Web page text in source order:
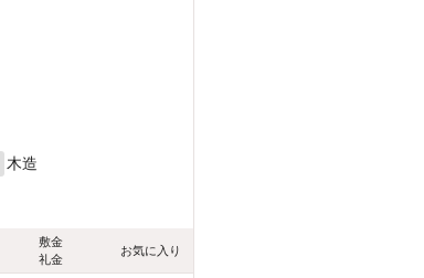
木造
敷金
礼金
お気に入り